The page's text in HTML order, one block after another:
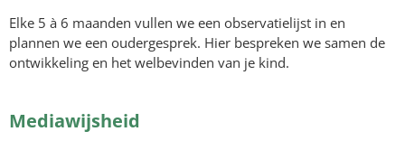
Elke 5 à 6 maanden vullen we een observatielijst in en
plannen we een oudergesprek. Hier bespreken we samen de
ontwikkeling en het welbevinden van je kind.
Mediawijsheid